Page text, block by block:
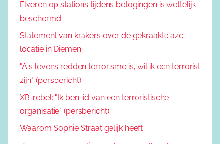
Flyeren op stations tijdens betogingen is wettelijk
beschermd
Statement van krakers over de gekraakte azc-
locatie in Diemen
"Als levens redden terrorisme is, wil ik een terrorist
zijn" (persbericht)
XR-rebel: "Ik ben lid van een terroristische
organisatie" (persbericht)
Waarom Sophie Straat gelijk heeft